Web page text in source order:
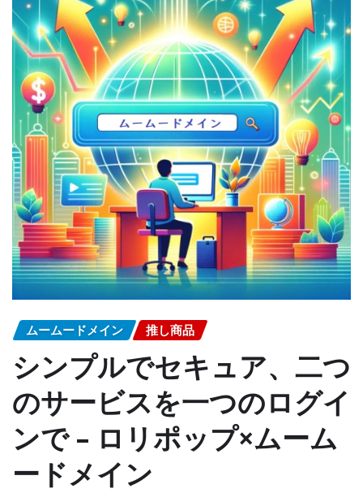
ムームードメイン 推し商品
シンプルでセキュア、二つ
のサービスを一つのログイ
ンで – ロリポップ×ムーム
ードメイン